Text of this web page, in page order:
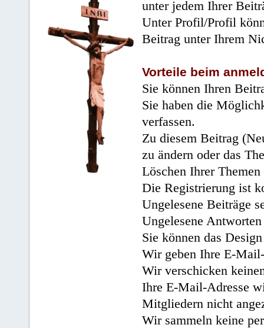
unter jedem Ihrer
Unter Profil/Profil
Beitrag unter Ihrem
Vorteile beim
Sie können Ihren
Sie haben die
verfassen.
Zu diesem Beitrag
zu ändern oder das
Löschen Ihrer
Die Registrierung ist
Ungelesene Beiträge
Ungelesene
Sie können das
Wir geben Ihre E-
Wir verschicken
Ihre E-Mail-Adresse
Mitgliedern nicht
Wir sammeln keine